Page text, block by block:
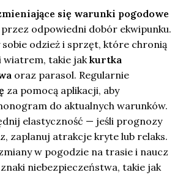
się warunki pogodowe
odpowiedni dobór ekwipunku.
odzież i sprzęt, które chronią
wiatrem, takie jakkurtka
oraz parasol. Regularnie
za pomocą aplikacji, aby
do aktualnych warunków.
elastyczność — jeśli prognozy
zaplanuj atrakcje kryte lub relaks.
w pogodzie na trasie i naucz
niebezpieczeństwa, takie jak